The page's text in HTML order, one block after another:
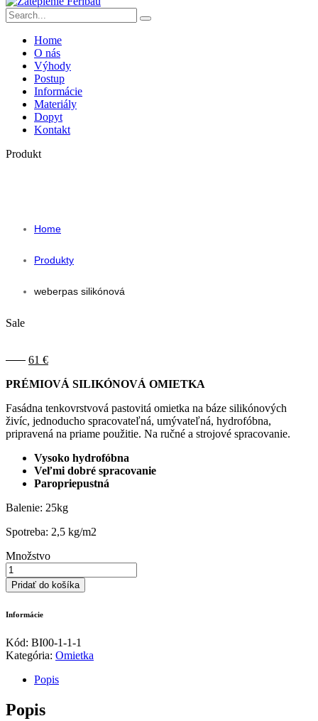
Home
O nás
Výhody
Postup
Informácie
Materiály
Dopyt
Kontakt
Produkt
Home
Produkty
weberpas silikónová
Sale
87€ Pôvodná
bola:
61 €Aktuálna
je:
PRÉMIOVÁ SILIKÓNOVÁ OMIETKA
Fasádna tenkovrstvová pastovitá omietka na báze silikónových
živíc, jednoducho spracovateľná, umývateľná, hydrofóbna,
pripravená na priame použitie. Na ručné a strojové spracovanie.
Vysoko hydrofóbna
Veľmi dobré spracovanie
Paropriepustná
Balenie: 25kg
Spotreba: 2,5 kg/m2
Množstvo
množstvo
weberpas
silikónová
Pridať do košíka
Informácie
Kód: BI00-1-1-1
Kategória: Omietka
Popis
Popis